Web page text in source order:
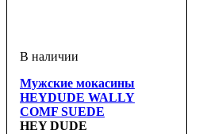
Мужские мокасины
HEYDUDE WALLY
COMF SUEDE
HEY DUDE